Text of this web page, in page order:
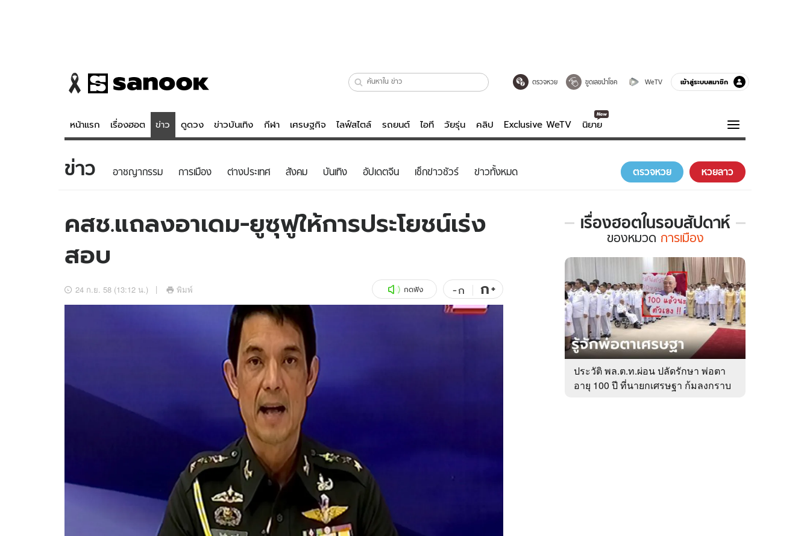
ตรวจหวย ขูดเลขนำโชค WeTV เข้าสู่ระบบสมาชิก
หน้าแรก เรื่องฮอต ข่าว ดูดวง ข่าวบันเทิง กีฬา เศรษฐกิจ ไลฟ์สไตล์ รถยนต์ ไอที วัยรุ่น คลิป Exclusive WeTV นิยาย
ข่าว
ข่าวบันเทิง
ข่าวกีฬา
ข่าวเศรษฐกิจ
อัปเดตจีน
เช็กข่าวชัวร์
ดูดวง - ตรวจหวย
สถิติหวยไทย
ไลฟ์สไตล์
วัยรุ่น
สุขภาพ
เที่ยว-กิน
บันเทิงครบรส
ดูทีวี
WeTV
ความรู้รอบตัว
ฮาวทู
ดาวน์โหลดสนุกแอปฟรี ติดตามสนุกโซเชียลได้ที่
บริษัท อิมเมจ ฟิวเจอร์ (ประเทศไทย) จำกัด
ข่าว อาชญากรรม การเมือง ต่างประเทศ สังคม บันเทิง อัปเดตจีน เช็กข่าวชัวร์ ข่าวทั้งหมด ตรวจหวย หวยลาว
คสช.แถลงอาเดม-ยูซุฟูให้การประโยชน์เร่ง
สอบ
24 ก.ย. 58 (13:12 น.) พิมพ์ กดฟัง -ก ก+
เรื่องฮอตในรอบสัปดาห์
เรื่อง
ใน
สัปดาห์
ของ
หมวด
การเมือง
ของหมวด การเมือง
ประวัติ พล.ต.ท.ผ่อน ปลัดรักษา พ่อตา
อายุ 100 ปี ที่นายกเศรษฐา ก้มลงกราบ